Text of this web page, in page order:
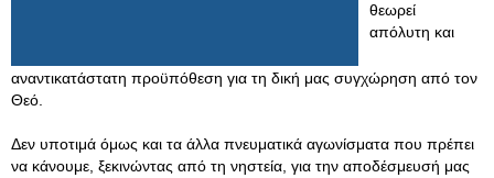
θεωρεί
απόλυτη και
αναντικατάστατη προϋπόθεση για τη δική μας συγχώρηση από τον
Θεό.
Δεν υποτιμά όμως και τα άλλα πνευματικά αγωνίσματα που πρέπει
να κάνουμε, ξεκινώντας από τη νηστεία, για την αποδέσμευσή μας